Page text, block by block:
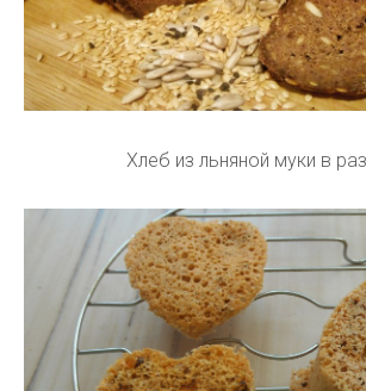
Хлеб из льняной муки в